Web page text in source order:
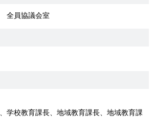
員協議会室
学校教育課長、地域教育課長、地域教育課